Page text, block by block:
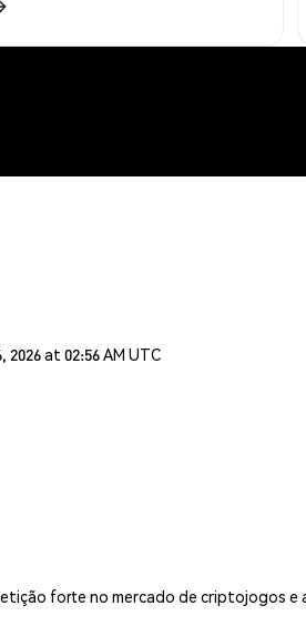
at 02:56 AM UTC
forte no mercado de criptojogos